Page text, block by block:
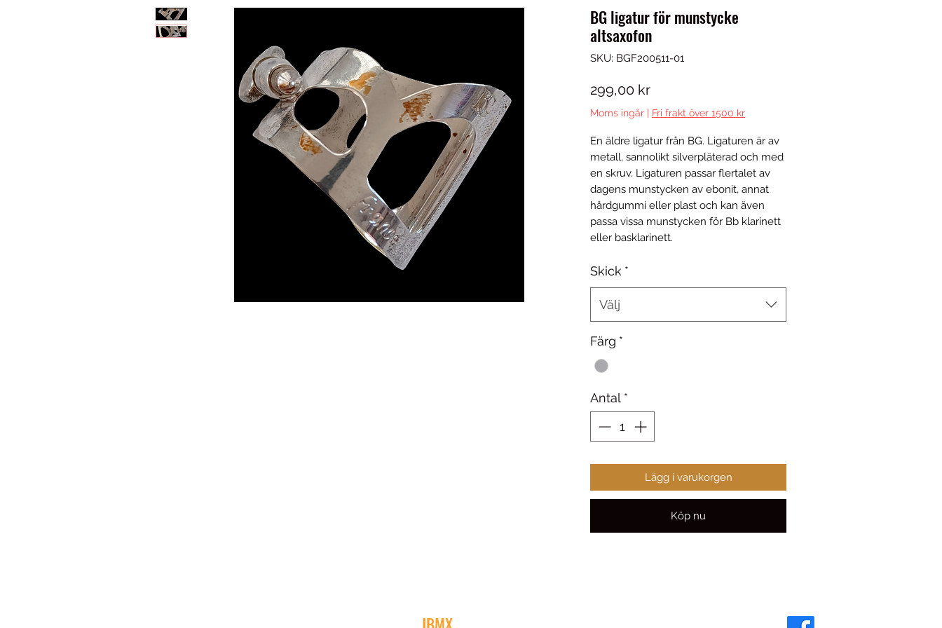
BG ligatur för munstycke
altsaxofon
SKU: BGF200511-01
299,00 krPris
Moms ingår | Fri frakt över 1500 kr
En äldre ligatur från BG. Ligaturen är av
metall, sannolikt silverpläterad och med
en skruv. Ligaturen passar flertalet av
dagens munstycken av ebonit, annat
hårdgummi eller plast och kan även
passa vissa munstycken för Bb klarinett
eller basklarinett.
Skick *
Välj
Färg *
Antal *
Lägg i varukorgen
Köp nu